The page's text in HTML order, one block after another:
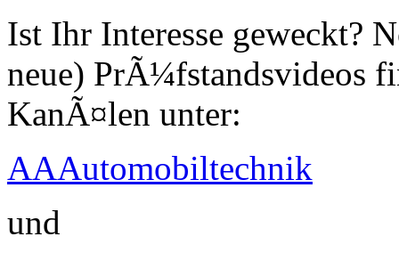
Ist Ihr Interesse geweckt?
neue) PrÃ¼fstandsvideos
KanÃ¤len unter:
AAAutomobiltechnik
und